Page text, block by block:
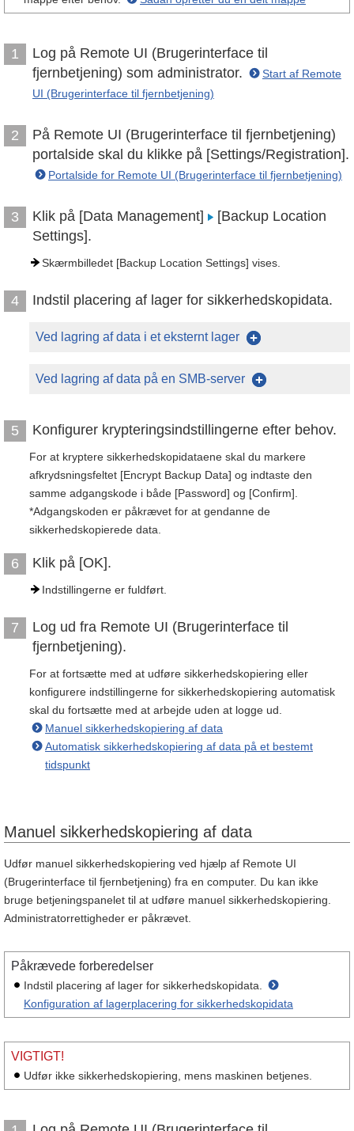
1
Log på Remote UI (Brugerinterface til
fjernbetjening) som administrator.
Start af Remote
UI (Brugerinterface til fjernbetjening)
2
På Remote UI (Brugerinterface til fjernbetjening)
portalside skal du klikke på [Settings/Registration].
Portalside for Remote UI (Brugerinterface til fjernbetjening)
3 Klik på [Data Management]
[Backup Location
Settings].
Skærmbilledet [Backup Location Settings] vises.
4 Indstil placering af lager for sikkerhedskopidata.
Ved lagring af data i et eksternt lager
Ved lagring af data på en SMB-server
5 Konfigurer krypteringsindstillingerne efter behov.
For at kryptere sikkerhedskopidataene skal du markere
afkrydsningsfeltet [Encrypt Backup Data] og indtaste den
samme adgangskode i både [Password] og [Confirm].
*Adgangskoden er påkrævet for at gendanne de
sikkerhedskopierede data.
6 Klik på [OK].
Indstillingerne er fuldført.
7
Log ud fra Remote UI (Brugerinterface til
fjernbetjening).
For at fortsætte med at udføre sikkerhedskopiering eller
konfigurere indstillingerne for sikkerhedskopiering automatisk
skal du fortsætte med at arbejde uden at logge ud.
Manuel sikkerhedskopiering af data
Automatisk sikkerhedskopiering af data på et bestemt
tidspunkt
Manuel sikkerhedskopiering af data
Udfør manuel sikkerhedskopiering ved hjælp af Remote UI
(Brugerinterface til fjernbetjening) fra en computer. Du kan ikke
bruge betjeningspanelet til at udføre manuel sikkerhedskopiering.
Administratorrettigheder er påkrævet.
Påkrævede forberedelser
Indstil placering af lager for sikkerhedskopidata.
Konfiguration af lagerplacering for sikkerhedskopidata
VIGTIGT!
Udfør ikke sikkerhedskopiering, mens maskinen betjenes.